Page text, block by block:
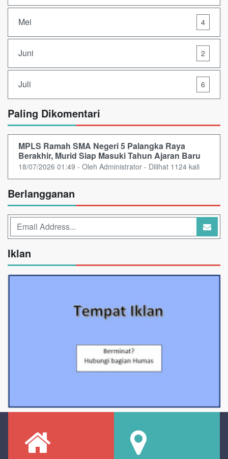
Mei 4
Juni 2
Juli 6
Paling Dikomentari
MPLS Ramah SMA Negeri 5 Palangka Raya
Berakhir, Murid Siap Masuki Tahun Ajaran Baru
18/07/2026 01:49 - Oleh Administrator - Dilihat 1124 kali
Berlangganan
Iklan